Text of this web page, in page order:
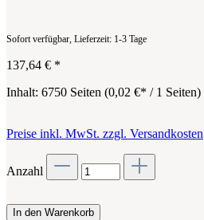
Sofort verfügbar, Lieferzeit: 1-3 Tage
137,64 € *
Inhalt: 6750 Seiten (0,02 €* / 1 Seiten)
Preise inkl. MwSt. zzgl. Versandkosten
Anzahl
In den Warenkorb